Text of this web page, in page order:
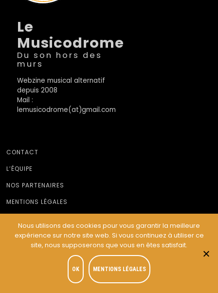
Le
Musicodrome
Du son hors des
murs
Webzine musical alternatif
depuis 2008
Mail :
lemusicodrome(at)gmail.com
CONTACT
L’ÉQUIPE
NOS PARTENAIRES
MENTIONS LÉGALES
© Le Musicodrome 2022 - Webdesign :Cereal Concept
Nous utilisons des cookies pour vous garantir la meilleure
expérience sur notre site web. Si vous continuez à utiliser ce
site, nous supposerons que vous en êtes satisfait.
OK MENTIONS LÉGALES